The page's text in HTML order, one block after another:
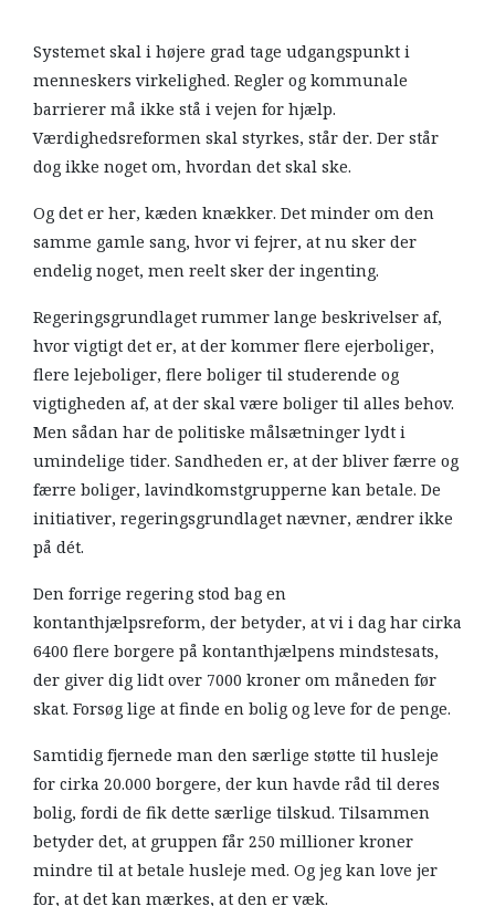
Systemet skal i højere grad tage udgangspunkt i
menneskers virkelighed. Regler og kommunale
barrierer må ikke stå i vejen for hjælp.
Værdighedsreformen skal styrkes, står der. Der står
dog ikke noget om, hvordan det skal ske.
Og det er her, kæden knækker. Det minder om den
samme gamle sang, hvor vi fejrer, at nu sker der
endelig noget, men reelt sker der ingenting.
Regeringsgrundlaget rummer lange beskrivelser af,
hvor vigtigt det er, at der kommer flere ejerboliger,
flere lejeboliger, flere boliger til studerende og
vigtigheden af, at der skal være boliger til alles behov.
Men sådan har de politiske målsætninger lydt i
umindelige tider. Sandheden er, at der bliver færre og
færre boliger, lavindkomstgrupperne kan betale. De
initiativer, regeringsgrundlaget nævner, ændrer ikke
på dét.
Den forrige regering stod bag en
kontanthjælpsreform, der betyder, at vi i dag har cirka
6400 flere borgere på kontanthjælpens mindstesats,
der giver dig lidt over 7000 kroner om måneden før
skat. Forsøg lige at finde en bolig og leve for de penge.
Samtidig fjernede man den særlige støtte til husleje
for cirka 20.000 borgere, der kun havde råd til deres
bolig, fordi de fik dette særlige tilskud. Tilsammen
betyder det, at gruppen får 250 millioner kroner
mindre til at betale husleje med. Og jeg kan love jer
for, at det kan mærkes, at den er væk.